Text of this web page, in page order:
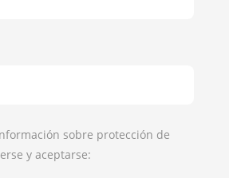
sobre protección de
y aceptarse: